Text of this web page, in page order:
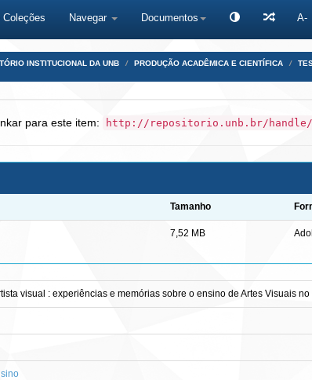
Coleções Navegar Documentos A-
INSTITUCIONAL DA UNB PRODUÇÃO ACADÊMICA E CIENTÍFICA
para este item: http://repositorio.unb.br/handle/
Tamanho
7,52 MB
visual : experiências e memórias sobre o ensino de Artes Visuais